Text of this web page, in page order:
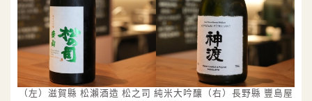
（左）滋賀縣 松瀨酒造 松之司 純米大吟釀（右）長野縣 豐島屋